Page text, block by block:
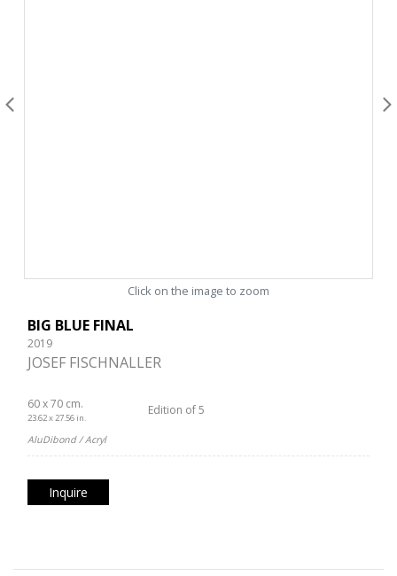
Click on the image to zoom
BIG BLUE FINAL
2019
JOSEF FISCHNALLER
60 x 70 cm.
23.62 x 27.56 in.
Edition of 5
AluDibond / Acryl
Inquire